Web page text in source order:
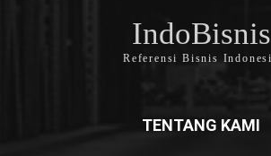
IndoBisnis
Referensi Bisnis
TENTANG KAMI